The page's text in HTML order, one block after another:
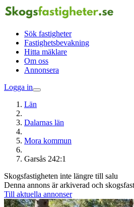
Sök fastigheter
Fastighetsbevakning
Hitta mäklare
Om oss
Annonsera
Logga in
Län
Dalarnas län
Mora kommun
Garsås 242:1
Skogsfastigheten inte längre till salu
Denna annons är arkiverad och
Till aktuella annonser